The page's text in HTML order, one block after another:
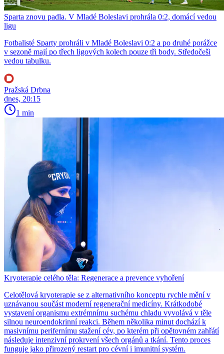
Sparta znovu padla. V Mladé Boleslavi prohrála 0:2, domácí vedou
ligu
Fotbalisté Sparty prohráli v Mladé Boleslavi 0:2 a po druhé porážce
v sezoně mají po třech ligových kolech pouze tři body. Středočeši
vedou tabulku.
Pražská Drbna
dnes, 20:15
1 min
Kryoterapie celého těla: Regenerace a prevence vyhoření
Celotělová kryoterapie se z alternativního konceptu rychle mění v
uznávanou součást moderní regenerační medicíny. Krátkodobé
vystavení organismu extrémnímu suchému chladu vyvolává v těle
silnou neuroendokrinní reakci. Během několika minut dochází k
masivnímu perifernímu stažení cév, po kterém při opětovném zahřátí
následuje intenzivní prokrvení všech orgánů a tkání. Tento proces
funguje jako přirozený restart pro cévní i imunitní systém.